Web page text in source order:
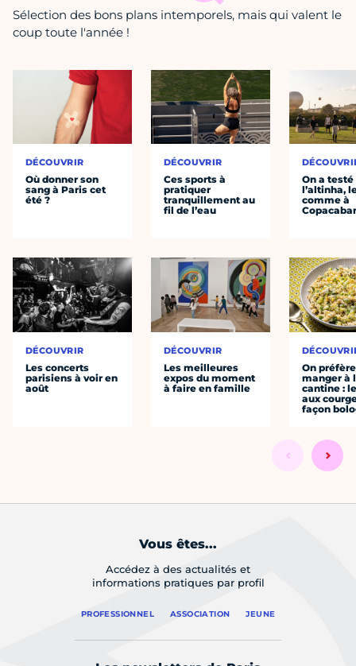
Sélection des bons plans intemporels, mais qui valent le
coup toute l'année !
DÉCOUVRIR
Où donner son
sang à Paris cet
été ?
DÉCOUVRIR
Les concerts
parisiens à voir en
août
DÉCOUVRIR
Ces sports à
pratiquer
tranquillement au
fil de l’eau
DÉCOUVRIR
Les meilleures
expos du moment
à faire en famille
On a testé
l’altinha,
comme à
On préfère
manger à
cantine :
aux
façon
Vous êtes...
Accédez à des actualités et
informations pratiques par profil
PROFESSIONNEL ASSOCIATION JEUNE